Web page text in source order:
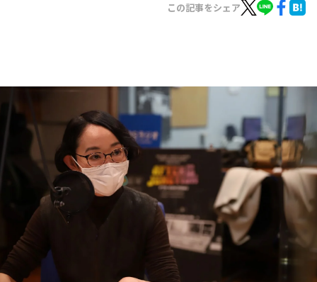
イベント・グッズ
YouTube
会社情報
この記事をシェア